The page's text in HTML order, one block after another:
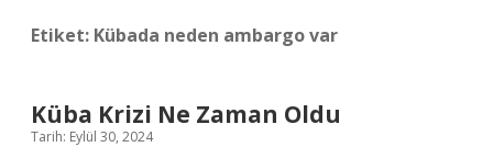
Etiket: Kübada neden ambargo var
Küba Krizi Ne Zaman Oldu
Tarih: Eylül 30, 2024